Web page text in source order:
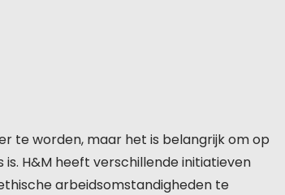
te worden, maar het is belangrijk om op
H&M heeft verschillende initiatieven
arbeidsomstandigheden te